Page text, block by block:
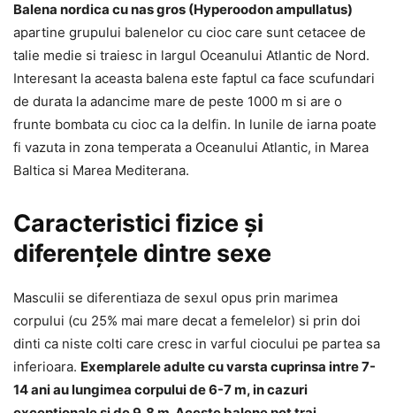
Balena nordica cu nas gros (Hyperoodon ampullatus)
apartine grupului balenelor cu cioc care sunt cetacee de
talie medie si traiesc in largul Oceanului Atlantic de Nord.
Interesant la aceasta balena este faptul ca face scufundari
de durata la adancime mare de peste 1000 m si are o
frunte bombata cu cioc ca la delfin. In lunile de iarna poate
fi vazuta in zona temperata a Oceanului Atlantic, in Marea
Baltica si Marea Mediterana.
Caracteristici fizice și
diferențele dintre sexe
Masculii se diferentiaza de sexul opus prin marimea
corpului (cu 25% mai mare decat a femelelor) si prin doi
dinti ca niste colti care cresc in varful ciocului pe partea sa
inferioara. Exemplarele adulte cu varsta cuprinsa intre 7-
14 ani au lungimea corpului de 6-7 m, in cazuri